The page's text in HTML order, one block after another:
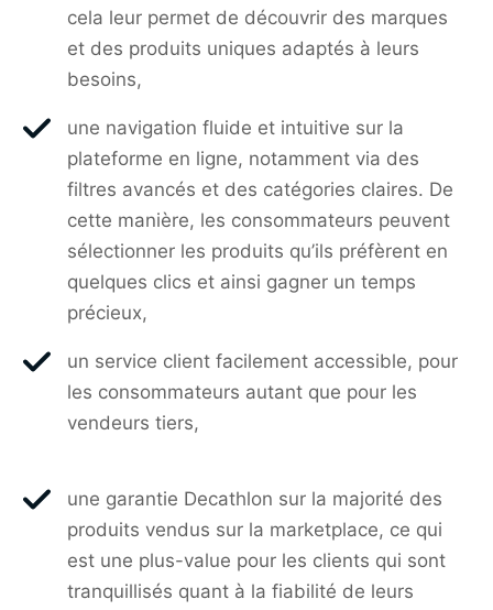
cela leur permet de découvrir des marques
et des produits uniques adaptés à leurs
besoins,
une navigation fluide et intuitive sur la
plateforme en ligne, notamment via des
filtres avancés et des catégories claires. De
cette manière, les consommateurs peuvent
sélectionner les produits qu’ils préfèrent en
quelques clics et ainsi gagner un temps
précieux,
un service client facilement accessible, pour
les consommateurs autant que pour les
vendeurs tiers,
une garantie Decathlon sur la majorité des
produits vendus sur la marketplace, ce qui
est une plus-value pour les clients qui sont
tranquillisés quant à la fiabilité de leurs